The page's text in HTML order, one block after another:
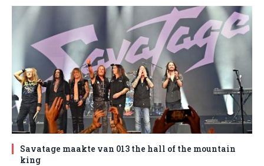
Savatage maakte van 013 the hall of the mountain
king